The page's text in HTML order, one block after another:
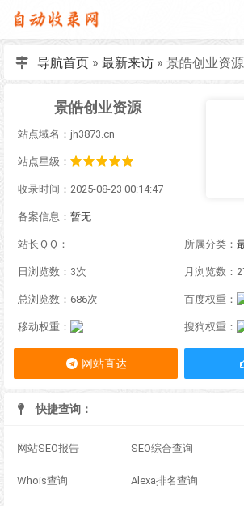
导航首页» 最新来访» 景皓创业资源
景皓创业资源
站点域名：jh3873.cn
站点星级：
收录时间：2025-08-23 00:14:47
备案信息： 暂无
站长ＱＱ： 所属分类：
日浏览数：3次 月浏览数：
总浏览数：686次 百度权重：
移动权重： 搜狗权重：
网站直达
快捷查询：
网站SEO报告 SEO综合查询
Whois查询 Alexa排名查询